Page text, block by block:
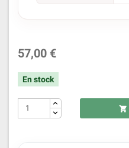
57,00 €
En stock
